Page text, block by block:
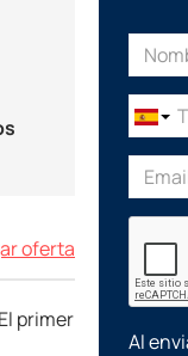
oferta
primer
Al